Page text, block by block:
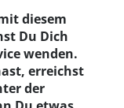
diesem
Du Dich
wenden.
erreichst
der